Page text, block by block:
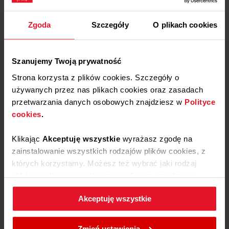
Zgoda Szczegóły O plikach cookies
Szanujemy Twoją prywatność
Strona korzysta z plików cookies. Szczegóły o
używanych przez nas plikach cookies oraz zasadach
przetwarzania danych osobowych znajdziesz w Polityce
cookies.
Klikając Akceptuję wszystkie wyrażasz zgodę na
zainstalowanie wszystkich rodzajów plików cookies, z
których korzystamy. Możesz też wybrać jaki rodzaj
plików cookies zainstalujemy na Twoim urządzeniu,
klikającZmień ustawienia.
W każdej chwili możesz zmienić wybrane przez Ciebie
ustawienia plików cookies wchodząc w zakładkę
Akceptuję wszystkie
CHŁODZIARKO-ZAMRAŻARKA DO
Wymiary (SxWxG): 54 cm x 176.9 cm
Rozmrażanie: Total NoFrost
Pojemność całkowita: 244 l
Roczne zużycie energii: 234.33 kWh
Poziom hałasu: 41 dB
Karta
produktu
Do
Usuń